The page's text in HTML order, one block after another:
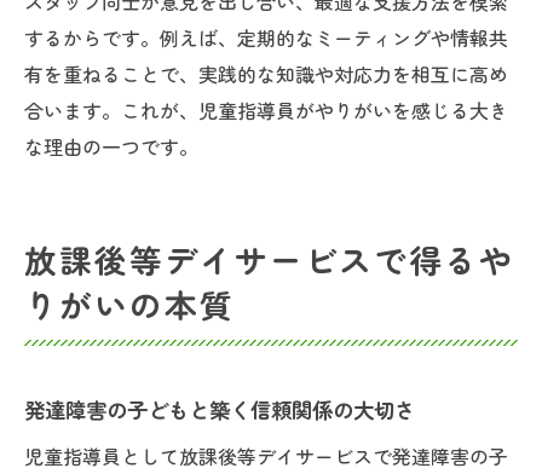
するからです。例えば、定期的なミーティングや情報共
有を重ねることで、実践的な知識や対応力を相互に高め
合います。これが、児童指導員がやりがいを感じる大き
な理由の一つです。
放課後等デイサービスで得るや
りがいの本質
発達障害の子どもと築く信頼関係の大切さ
児童指導員として放課後等デイサービスで発達障害の子